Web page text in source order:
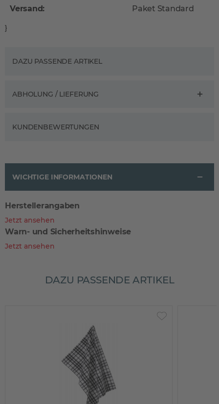
Versand: Paket Standard
}
DAZU PASSENDE ARTIKEL
ABHOLUNG / LIEFERUNG
KUNDENBEWERTUNGEN
WICHTIGE INFORMATIONEN
Herstellerangaben
Jetzt ansehen
Warn- und Sicherheitshinweise
Jetzt ansehen
DAZU PASSENDE ARTIKEL